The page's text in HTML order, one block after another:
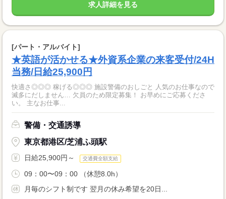
求人詳細を見る
[パート・アルバイト]
★英語が活かせる★外資系企業の来客受付/24H
当務/日給25,900円
快適さ◎◎◎ 稼げる◎◎◎ 施設警備のおしごと 人気のお仕事なので
滅多にだしません… 欠員のため限定募集！ お早めにご応募くださ
い。 主なお仕事...
警備・交通誘導
東京都港区/芝浦ふ頭駅
日給25,900円～ 交通費全額支給
09：00〜09：00 （休憩8.0h）
月毎のシフト制です 翌月の休み希望を20日...